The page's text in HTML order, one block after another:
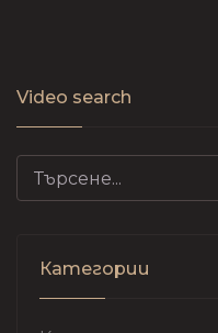
Video search
Search for:
Категории